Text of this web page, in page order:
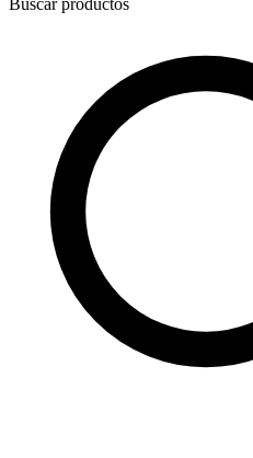
Buscar productos